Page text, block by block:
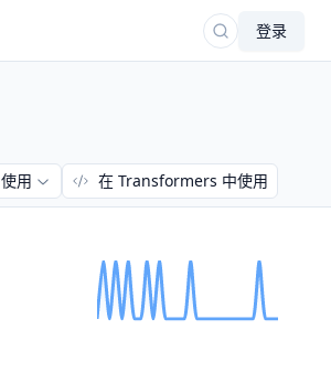
登录
使用 在 Transformers 中使用